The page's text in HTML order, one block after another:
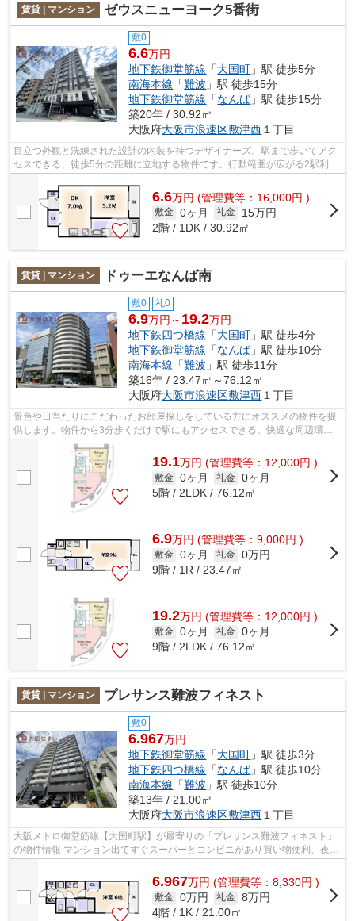
賃貸 | マンション ゼウスニューヨーク5番街
敷0
6.6万円
地下鉄御堂筋線 「大国町 」駅 徒歩5分
南海本線 「難波 」駅 徒歩15分
地下鉄御堂筋線 「なんば」駅 徒歩15分
築20年 / 30.92㎡
大阪府大阪市浪速区敷津西 １丁目
目立つ外観と洗練された設計の内装を持つデザイナーズ。駅まで歩いてアク
セスできる、徒歩5分の距離に立地する物件です。行動範囲が広がる2駅利用
6.6万円 (管理費等：16,000円 )
敷金 0ヶ月 礼金
15万円
2階 / 1DK / 30.92㎡
賃貸 | マンション ドゥーエなんば南
敷0 礼0
6.9万円～ 19.2万円
地下鉄四つ橋線 「大国町 」駅 徒歩4分
地下鉄御堂筋線 「なんば」駅 徒歩10分
南海本線 「難波 」駅 徒歩11分
築16年 / 23.47㎡～76.12㎡
大阪府大阪市浪速区敷津西 １丁目
景色や日当たりにこだわったお部屋探しをしている方にオススメの物件を提
供します。物件から3分歩くだけで駅にもアクセスできる。快適な周辺環
境。築8年の物件。大阪市営四つ橋線大国...
19.1万円 (管理費等：12,000円 )
敷金 0ヶ月 礼金 0ヶ月
5階 / 2LDK / 76.12㎡
6.9万円 (管理費等：9,000円 )
敷金 0ヶ月 礼金 0万円
9階 / 1R / 23.47㎡
19.2万円 (管理費等：12,000円 )
敷金 0ヶ月 礼金 0ヶ月
9階 / 2LDK / 76.12㎡
賃貸 | マンション プレサンス難波フィネスト
敷0
6.967万円
地下鉄御堂筋線 「大国町 」駅 徒歩3分
地下鉄四つ橋線 「なんば」駅 徒歩10分
南海本線 「難波 」駅 徒歩10分
築13年 / 21.00㎡
大阪府大阪市浪速区敷津西 １丁目
大阪メトロ御堂筋線【大国町駅】が最寄りの「プレサンス難波フィネスト」
の物件情報 マンション出てすぐスーパーとコンビニがあり買い物便利、夜道
も明るい安心感♪ システムキッチン、...
6.967万円 (管理費等：8,330円 )
敷金 0万円 礼金 8万円
4階 / 1K / 21.00㎡